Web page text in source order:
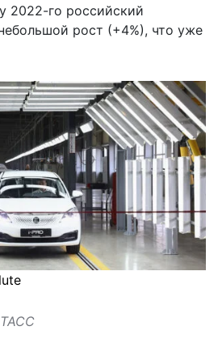
2022-го российский
рост (+4%), что уже